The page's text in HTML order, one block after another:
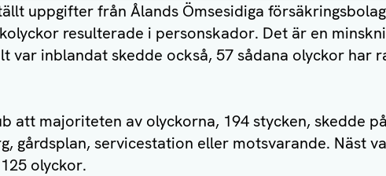
uppgifter från Ålands Ömsesidiga
resulterade i personskador. Det är en
var inblandat skedde också, 57 sådana olyckor har
att majoriteten av olyckorna, 194 stycken, skedde på
gårdsplan, servicestation eller motsvarande. Näst
olyckor.